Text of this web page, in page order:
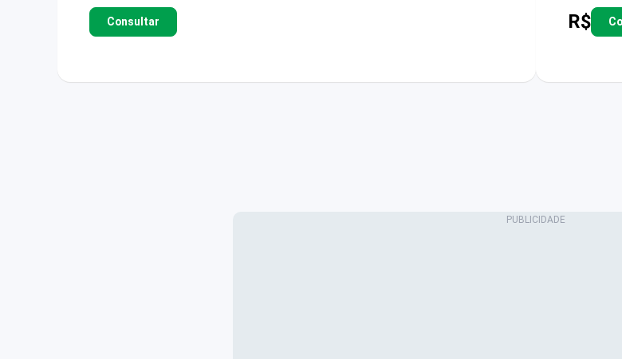
Consultar R$